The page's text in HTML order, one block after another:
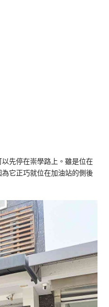
先停在崇學路上。雖是位在
為它正巧就位在加油站的側後